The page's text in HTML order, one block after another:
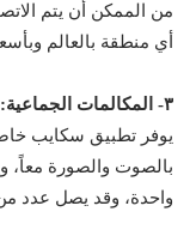
من الممكن أن يتم
أي منطقة بالعالم
٣- المكالمات الجماعية:
يوفر تطبيق سكايب
بالصوت والصورة
واحدة، وقد يصل عدد من في